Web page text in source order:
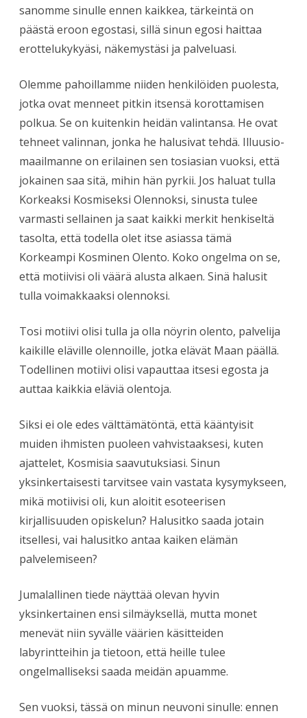
sanomme sinulle ennen kaikkea, tärkeintä on
päästä eroon egostasi, sillä sinun egosi haittaa
erottelukykyäsi, näkemystäsi ja palveluasi.
Olemme pahoillamme niiden henkilöiden puolesta,
jotka ovat menneet pitkin itsensä korottamisen
polkua. Se on kuitenkin heidän valintansa. He ovat
tehneet valinnan, jonka he halusivat tehdä. Illuusio-
maailmanne on erilainen sen tosiasian vuoksi, että
jokainen saa sitä, mihin hän pyrkii. Jos haluat tulla
Korkeaksi Kosmiseksi Olennoksi, sinusta tulee
varmasti sellainen ja saat kaikki merkit henkiseltä
tasolta, että todella olet itse asiassa tämä
Korkeampi Kosminen Olento. Koko ongelma on se,
että motiivisi oli väärä alusta alkaen. Sinä halusit
tulla voimakkaaksi olennoksi.
Tosi motiivi olisi tulla ja olla nöyrin olento, palvelija
kaikille eläville olennoille, jotka elävät Maan päällä.
Todellinen motiivi olisi vapauttaa itsesi egosta ja
auttaa kaikkia eläviä olentoja.
Siksi ei ole edes välttämätöntä, että kääntyisit
muiden ihmisten puoleen vahvistaaksesi, kuten
ajattelet, Kosmisia saavutuksiasi. Sinun
yksinkertaisesti tarvitsee vain vastata kysymykseen,
mikä motiivisi oli, kun aloitit esoteerisen
kirjallisuuden opiskelun? Halusitko saada jotain
itsellesi, vai halusitko antaa kaiken elämän
palvelemiseen?
Jumalallinen tiede näyttää olevan hyvin
yksinkertainen ensi silmäyksellä, mutta monet
menevät niin syvälle väärien käsitteiden
labyrintteihin ja tietoon, että heille tulee
ongelmalliseksi saada meidän apuamme.
Sen vuoksi, tässä on minun neuvoni sinulle: ennen